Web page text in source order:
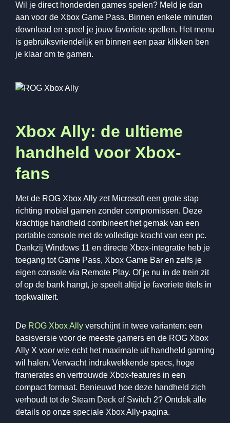
Wil je direct honderden games spelen? Meld je dan
aan voor de Xbox Game Pass. Binnen enkele minuten
download en speel je jouw favoriete spellen. Het menu
is gebruiksvriendelijk en binnen een paar klikken ben
je klaar om te gamen.
Xbox Ally: de ultieme
handheld voor Xbox-
fans
Met de ROG Xbox Ally zet Microsoft een grote stap
richting mobiel gamen zonder compromissen. Deze
krachtige handheld combineert het gemak van een
portable console met de volledige kracht van een pc.
Dankzij Windows 11 en directe Xbox-integratie heb je
toegang tot Game Pass, Xbox Game Bar en zelfs je
eigen console via Remote Play. Of je nu in de trein zit
of op de bank hangt, je speelt altijd je favoriete titels in
topkwaliteit.
De ROG Xbox Ally verschijnt in twee varianten: een
basisversie voor de meeste gamers en de ROG Xbox
Ally X voor wie echt het maximale uit handheld gaming
wil halen. Verwacht indrukwekkende specs, hoge
framerates en vertrouwde Xbox-features in een
compact formaat. Benieuwd hoe deze handheld zich
verhoudt tot de Steam Deck of Switch 2? Ontdek alle
details op onze speciale Xbox Ally-pagina.